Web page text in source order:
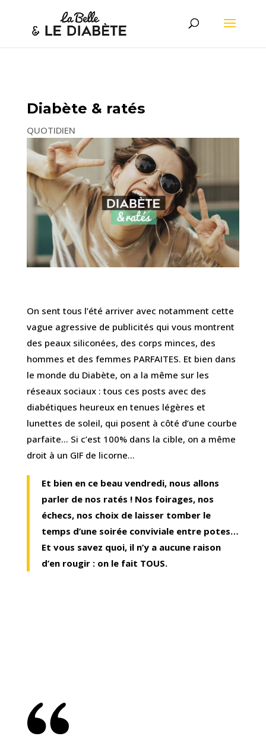
Diabète & ratés
QUOTIDIEN
On sent tous l’été arriver avec notamment cette
vague agressive de publicités qui vous montrent
des peaux siliconées, des corps minces, des
hommes et des femmes PARFAITES. Et bien dans
le monde du Diabète, on a la même sur les
réseaux sociaux : tous ces posts avec des
diabétiques heureux en tenues légères et
lunettes de soleil, qui posent à côté d’une courbe
parfaite… Si c’est 100% dans la cible, on a même
droit à un GIF de licorne…
Et bien en ce beau vendredi, nous allons
parler de nos ratés ! Nos foirages, nos
échecs, nos choix de laisser tomber le
temps d’une soirée conviviale entre potes…
Et vous savez quoi, il n’y a aucune raison
d’en rougir : on le fait TOUS.